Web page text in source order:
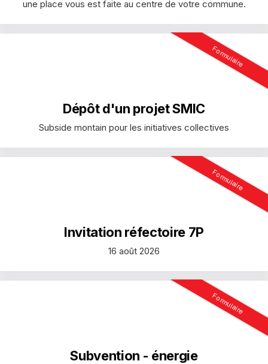
une place vous est faite au centre de votre commune.
Formulaire
Dépôt d'un projet SMIC
Subside montain pour les initiatives collectives
Formulaire
Invitation réfectoire 7P
16 août 2026
Formulaire
Subvention - énergie